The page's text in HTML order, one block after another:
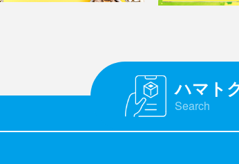
ハマト
Search